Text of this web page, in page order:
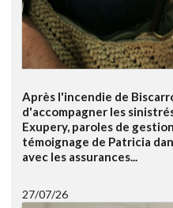
Après l'incendie de
d'accompagner les
Exupery, paroles de
témoignage de Patricia
avec les assurances...
27/07/26